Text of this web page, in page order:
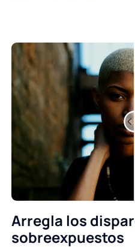
Arregla los
sobreexpuestos